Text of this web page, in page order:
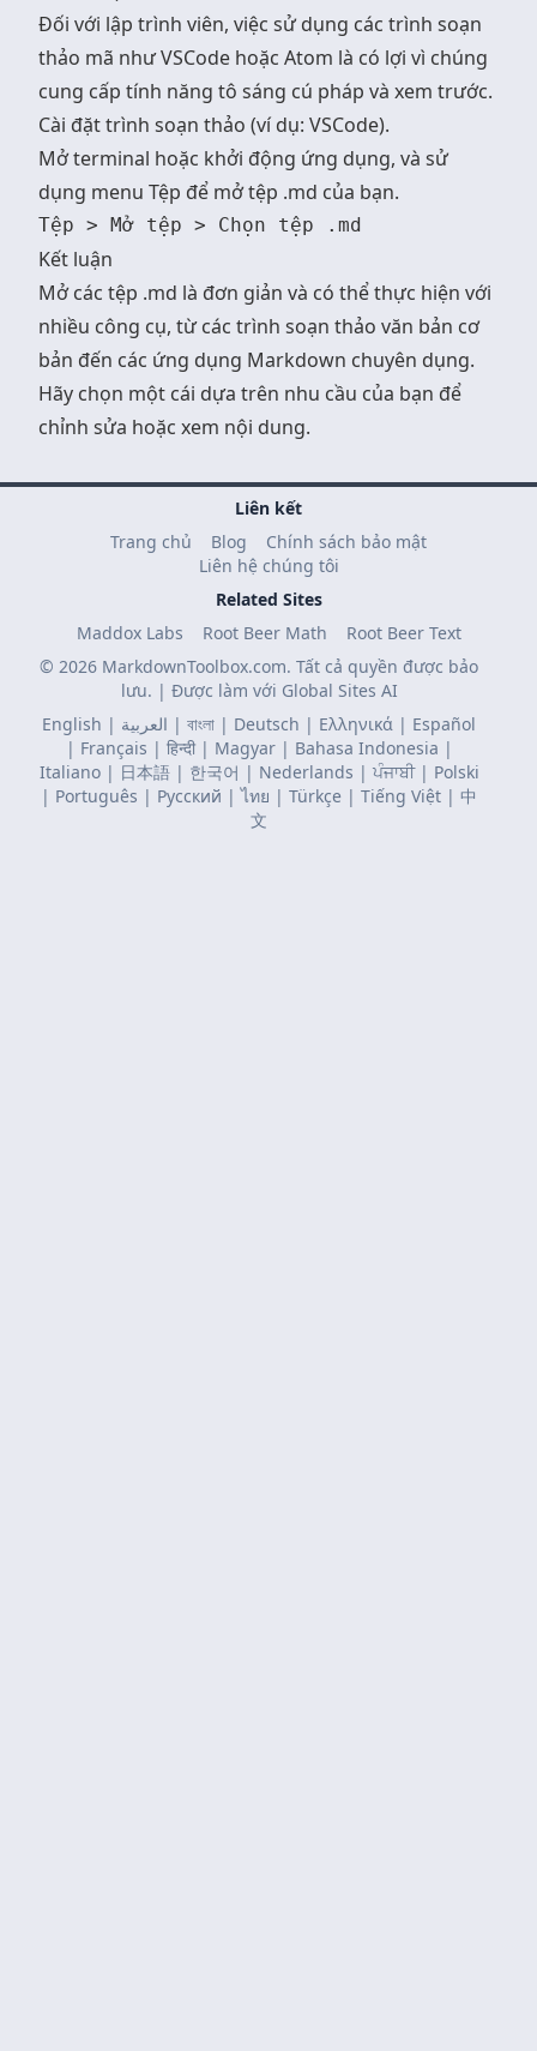
Đối với lập trình viên, việc sử dụng các trình soạn
thảo mã như VSCode hoặc Atom là có lợi vì chúng
cung cấp tính năng tô sáng cú pháp và xem trước.
Cài đặt trình soạn thảo (ví dụ: VSCode).
Mở terminal hoặc khởi động ứng dụng, và sử
dụng menu Tệp để mở tệp .md của bạn.
Kết luận
Mở các tệp .md là đơn giản và có thể thực hiện với
nhiều công cụ, từ các trình soạn thảo văn bản cơ
bản đến các ứng dụng Markdown chuyên dụng.
Hãy chọn một cái dựa trên nhu cầu của bạn để
chỉnh sửa hoặc xem nội dung.
Liên kết
Trang chủ
Blog
Chính sách bảo mật
Liên hệ chúng tôi
Related Sites
Maddox Labs
Root Beer Math
Root Beer Text
© 2026 MarkdownToolbox.com. Tất cả quyền được bảo
lưu. | Được làm với Global Sites AI
English | العربية | বাংলা | Deutsch | Ελληνικά | Español
| Français | हिन्दी| Magyar| Bahasa Indonesia |
Italiano| 日本語| 한국어 | Nederlands | ਪੰਜਾਬੀ| Polski
| Português | Русский |ไทย | Türkçe | Tiếng Việt | 中
文